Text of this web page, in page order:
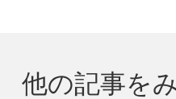
他の記事を